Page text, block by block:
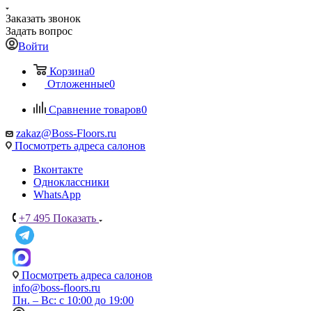
Заказать звонок
Задать вопрос
Войти
Корзина0
Отложенные0
Сравнение товаров0
zakaz@Boss-Floors.ru
Посмотреть адреса салонов
Вконтакте
Одноклассники
WhatsApp
+7 495 Показать
Посмотреть адреса салонов
info@boss-floors.ru
Пн. – Вс: с 10:00 до 19:00